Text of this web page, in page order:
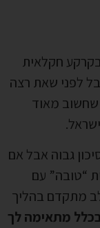
חקלאית
לפני שאת רצה
מאוד
גבוה אבל אם
“טובה” עם
מתקדם בהליך
מתאימה לך